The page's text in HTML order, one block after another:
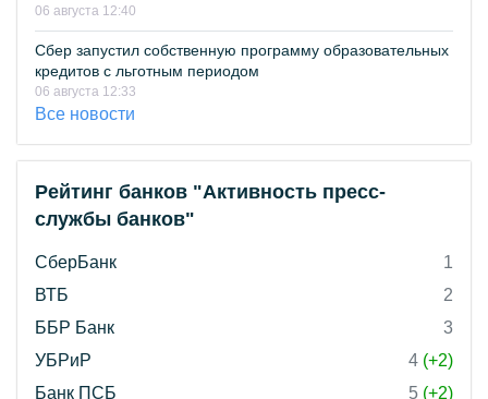
06 августа 12:40
Сбер запустил собственную программу образовательных
кредитов с льготным периодом
06 августа 12:33
Все новости
Рейтинг банков "Активность пресс-
службы банков"
СберБанк
1
ВТБ
2
ББР Банк
3
УБРиР
4 (+2)
Банк ПСБ
5 (+2)